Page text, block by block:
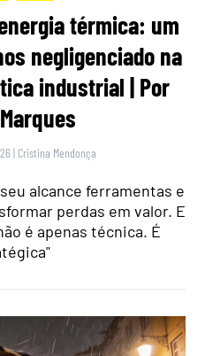
térmica: um
negligenciado na
industrial | Por
| Cristina Mendonça
alcance ferramentas e
perdas em valor. E
é apenas técnica. É